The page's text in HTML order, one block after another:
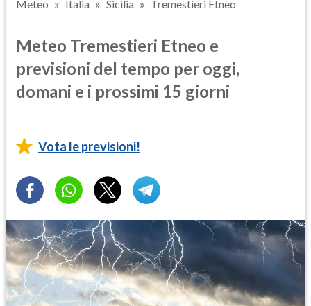
Meteo Italia Sicilia Tremestieri Etneo
Meteo Tremestieri Etneo e
previsioni del tempo per oggi,
domani e i prossimi 15 giorni
Vota le previsioni!